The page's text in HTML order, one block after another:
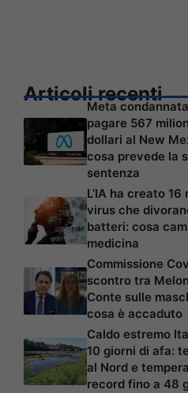
Articoli recenti
Meta
pagare 567
dollari al New
cosa prevede la
sentenza
L’IA ha creato 16
virus che
batteri: cosa
medicina
Commissione
scontro tra
Conte sulle
cosa è accaduto
Caldo estremo
10 giorni di afa:
al Nord e
record fino a 48